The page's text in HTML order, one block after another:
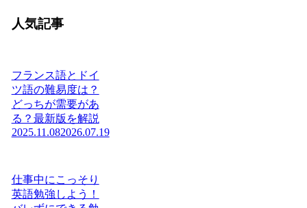
人気記事
フランス語とドイ
ツ語の難易度は？
どっちが需要があ
る？最新版を解説
2025.11.082026.07.19
仕事中にこっそり
英語勉強しよう！